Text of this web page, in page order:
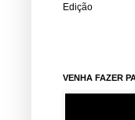
Edição
VENHA FAZER